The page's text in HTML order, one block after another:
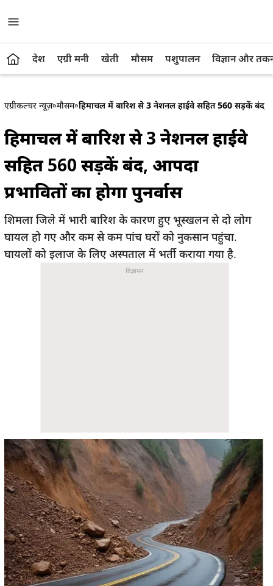
देश एग्री मनी खेती मौसम पशुपालन विज्ञान और
एग्रीकल्चर न्यूज़»मौसम»हिमाचल में बारिश से 3 नेशनल हाईवे सहित 560 सड़कें बंद,
हिमाचल में बारिश से 3 नेशनल हाईवे
सहित 560 सड़कें बंद, आपदा
प्रभावितों का होगा पुनर्वास
शिमला जिले में भारी बारिश के कारण हुए भूस्खलन से दो लोग
घायल हो गए और कम से कम पांच घरों को नुकसान पहुंचा.
घायलों को इलाज के लिए अस्पताल में भर्ती कराया गया है.